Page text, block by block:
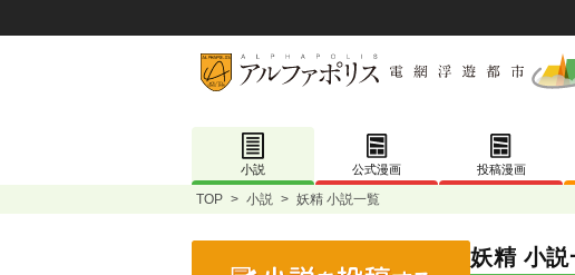
小説 公式漫画 投稿漫画
TOP > 小説 > 妖精 小説一覧
妖精 小説